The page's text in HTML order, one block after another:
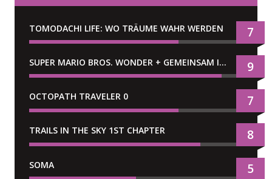
TOMODACHI LIFE: WO TRÄUME WAHR WERDEN 7
SUPER MARIO BROS. WONDER + GEMEINSAM IM BELLABEL-PARK 9
OCTOPATH TRAVELER 0 7
TRAILS IN THE SKY 1ST CHAPTER 8
SOMA 5